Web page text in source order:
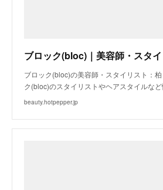
ブロック(bloc)の美容師・スタイリスト：
ク(bloc)のスタイリストやヘアスタイルな
beauty.hotpepper.jp